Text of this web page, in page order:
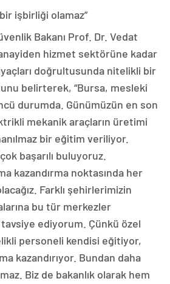
işbirliği olamaz”
Bakanı Prof. Dr. Vedat
hizmet sektörüne kadar
doğrultusunda nitelikli bir
belirterek, “Bursa, mesleki
durumda. Günümüzün en son
mekanik araçların üretimi
bir eğitim veriliyor.
başarılı buluyoruz.
kazandırma noktasında her
Farklı şehirlerimizin
bu tür merkezler
ediyorum. Çünkü özel
personeli kendisi eğitiyor,
kazandırıyor. Bundan daha
Biz de bakanlık olarak hem